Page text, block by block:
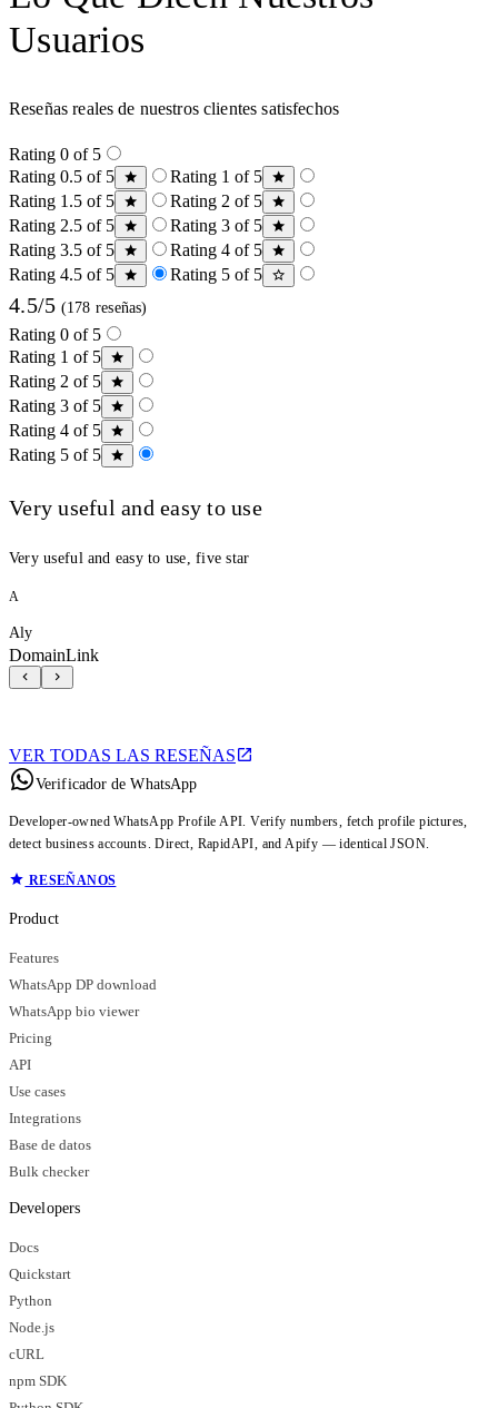
Usuarios
Reseñas reales de nuestros clientes satisfechos
Rating 0 of 5
Rating 0.5 of 5
Rating 1 of 5
Rating 1.5 of 5
Rating 2 of 5
Rating 2.5 of 5
Rating 3 of 5
Rating 3.5 of 5
Rating 4 of 5
Rating 4.5 of 5
Rating 5 of 5
4.5/5 (178 reseñas)
Rating 0 of 5
Rating 1 of 5
Rating 2 of 5
Rating 3 of 5
Rating 4 of 5
Rating 5 of 5
Very useful and easy to use
Very useful and easy to use, five star
A
Aly
DomainLink
VER TODAS LAS RESEÑAS
Verificador de WhatsApp
Developer-owned WhatsApp Profile API. Verify numbers, fetch profile pictures,
detect business accounts. Direct, RapidAPI, and Apify — identical JSON.
RESEÑANOS
Product
Features
WhatsApp DP download
WhatsApp bio viewer
Pricing
API
Use cases
Integrations
Base de datos
Bulk checker
Developers
Docs
Quickstart
Python
Node.js
cURL
npm SDK